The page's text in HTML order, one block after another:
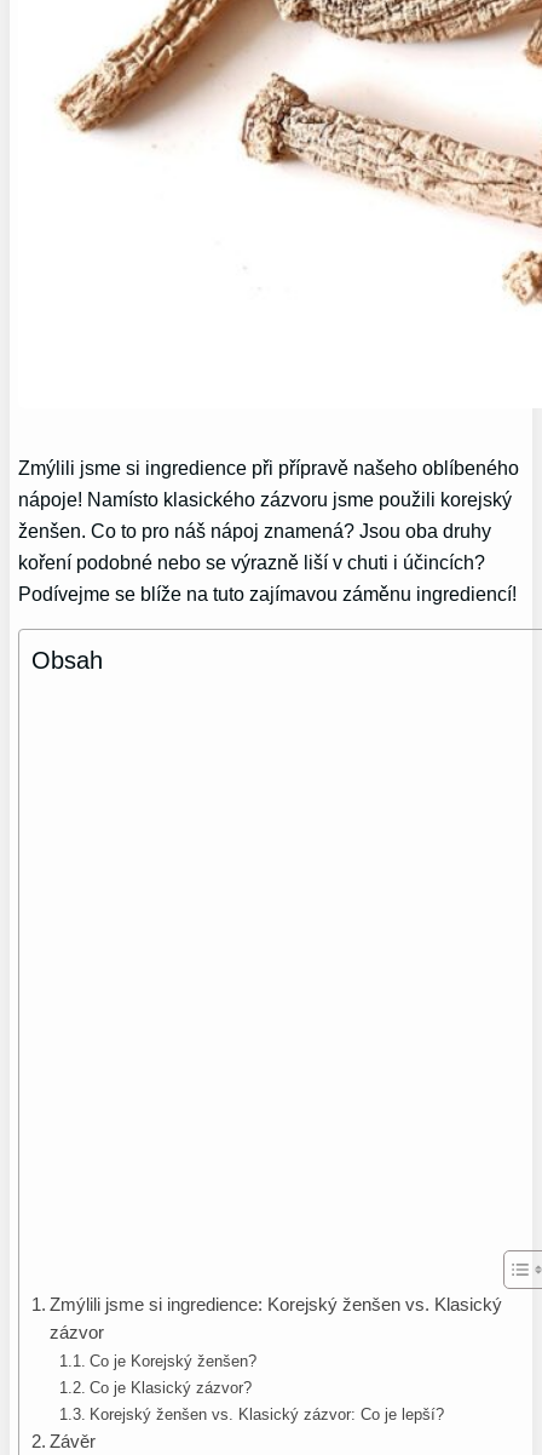
Zmýlili jsme si ingredience při přípravě našeho oblíbeného
nápoje! Namísto klasického zázvoru jsme použili korejský
ženšen. Co to pro náš nápoj znamená? Jsou oba druhy
koření podobné nebo se výrazně liší v chuti i účincích?
Podívejme se blíže na tuto zajímavou záměnu ingrediencí!
Obsah
Zmýlili jsme si ingredience: Korejský ženšen vs. Klasický
zázvor
Co je Korejský ženšen?
Co je Klasický zázvor?
Korejský ženšen vs. Klasický zázvor: Co je lepší?
Závěr